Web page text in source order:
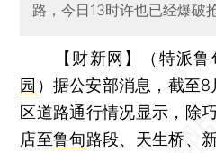
路，今日13时许也已经爆破
【财新网】（特派
园 ） 据公安部消息，截至8
区道路通行情况显示，除
店至鲁甸路段、天生桥、